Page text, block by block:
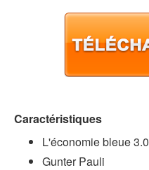
Caractéristiques
L'économie bleue 3.0
Gunter Pauli